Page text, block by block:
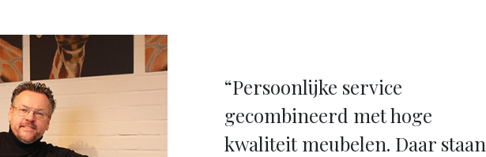
“Persoonlijke service
gecombineerd met hoge
kwaliteit meubelen. Daar staan